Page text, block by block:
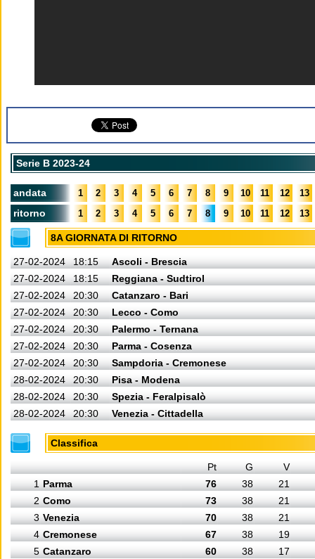
Serie B 2023-24
andata 1 2 3 4 5 6 7 8 9 10 11 12 13
ritorno 1 2 3 4 5 6 7 8 9 10 11 12 13
8A GIORNATA DI RITORNO
27-02-2024 18:15
Ascoli - Brescia
27-02-2024
18:15
Reggiana - Sudtirol
27-02-2024
20:30
Catanzaro - Bari
27-02-2024
20:30
Lecco - Como
27-02-2024
20:30
Palermo - Ternana
27-02-2024
20:30
Parma - Cosenza
27-02-2024
20:30
Sampdoria - Cremonese
28-02-2024
20:30
Pisa - Modena
28-02-2024
20:30
Spezia - Feralpisalò
28-02-2024
20:30 Venezia - Cittadella
Classifica
Pt G
V
1 Parma 76 38
21
2 Como 73 38
21
3 Venezia 70 38
21
4 Cremonese 67 38
19
5 Catanzaro 60 38
17